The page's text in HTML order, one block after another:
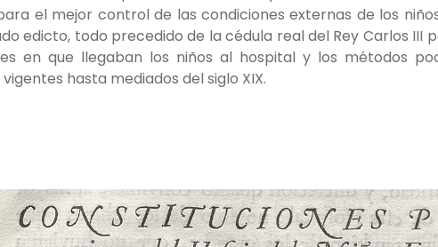
el mejor control de las condiciones externas de los
edicto, todo precedido de la cédula real del Rey Carlos III
en que llegaban los niños al hospital y los métodos
hasta mediados del siglo XIX.